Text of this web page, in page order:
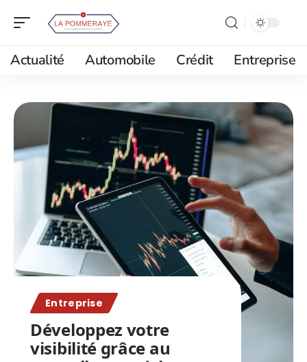
Actualité Automobile Crédit Entreprise
Entreprise
Développez votre
visibilité grâce au